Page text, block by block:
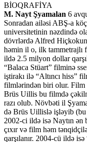
BİOQRAFİYA
M. Nayt Şyamalan 6
Sonradan ailəsi ABŞ-a
universitetinin nəzdində
dövrlərdə Alfred
həmin il o, ilk tammetrajlı
ildə 2.5 milyon dollar
“Balaca Stüart” filminə
iştirakı ilə “Altıncı hiss”
filmlərindən biri olur. Film
Brüs Uillis bu filmdə
razı olub. Növbəti il
də Brüs Uillislə işləyib
2002-ci ildə isə Naytın
çıxır və film həm
qarşılanır. 2004-cü ildə